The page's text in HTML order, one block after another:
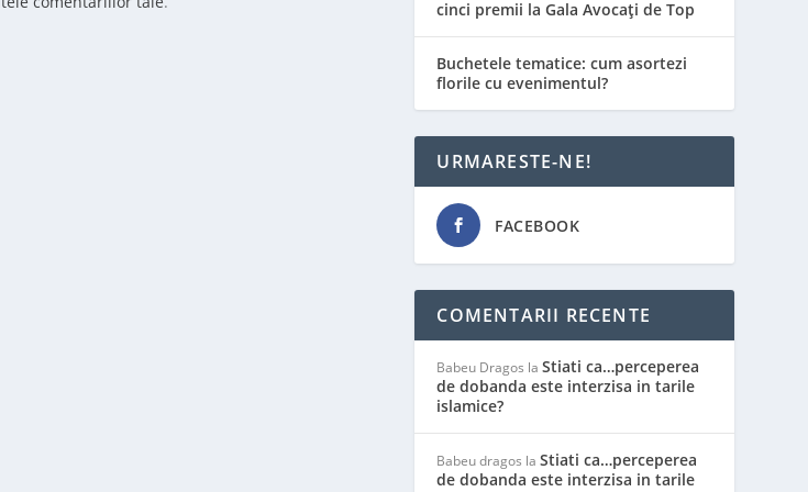
cinci premii la Gala Avocați de Top
Buchetele tematice: cum asortezi
florile cu evenimentul?
URMARESTE-NE!
FACEBOOK
COMENTARII RECENTE
Babeu Dragos laStiati ca…perceperea
de dobanda este interzisa in tarile
islamice?
Babeu dragos laStiati ca…perceperea
de dobanda este interzisa in tarile